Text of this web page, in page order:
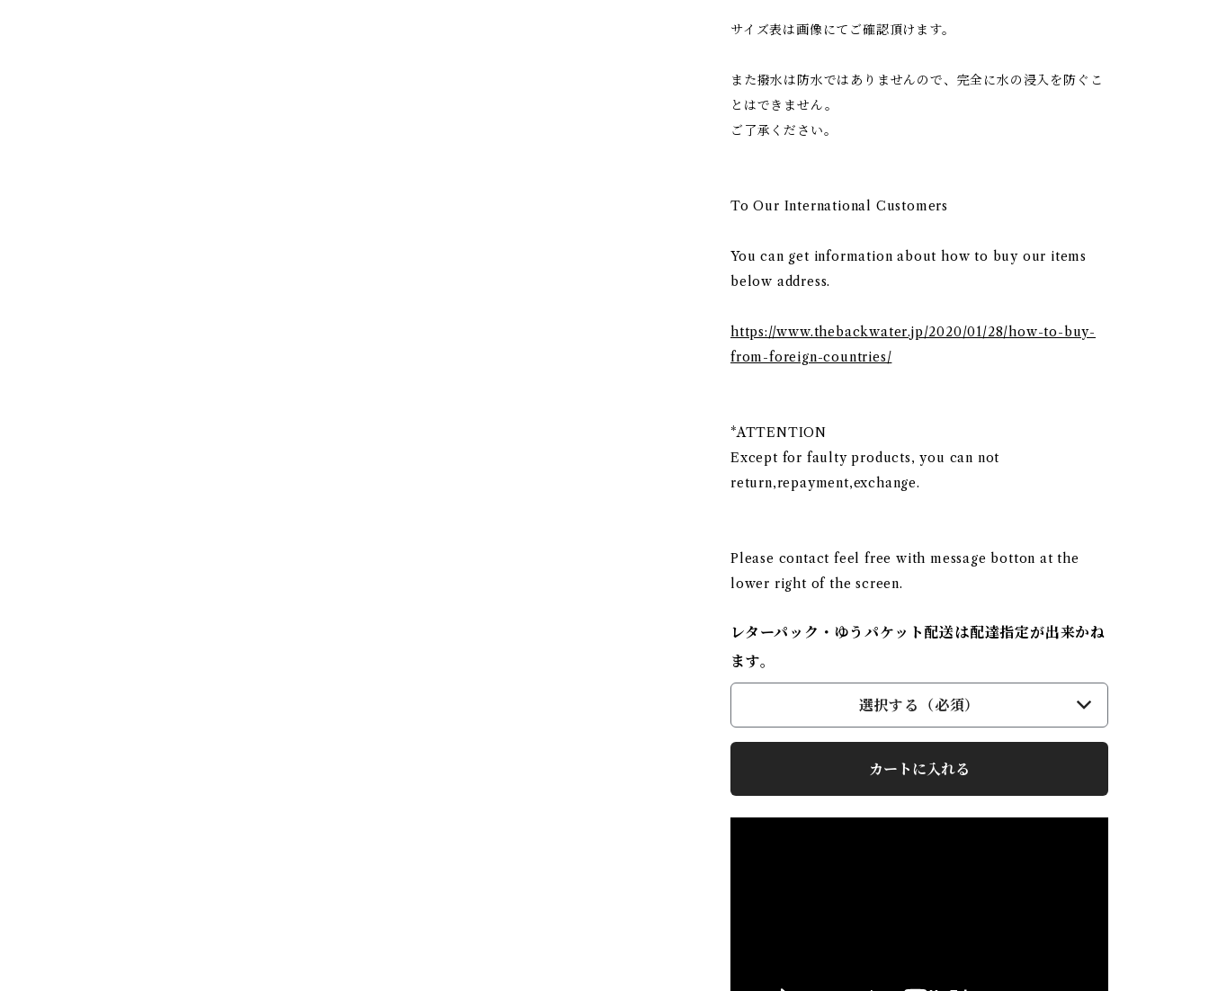
サイズ表は画像にてご確認頂けます。
また撥水は防水ではありませんので、完全に水の浸入を防ぐこ
とはできません。
ご了承ください。
To Our International Customers
You can get information about how to buy our items
below address.
https://www.thebackwater.jp/2020/01/28/how-to-buy-
from-foreign-countries/
*ATTENTION
Except for faulty products, you can not
return,repayment,exchange.
Please contact feel free with message botton at the
lower right of the screen.
レターパック・ゆうパケット配送は配達指定が出来かね
ます。
選択する（必須）
カートに入れる